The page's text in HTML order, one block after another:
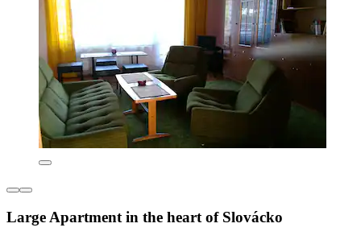
Large Apartment in the heart of Slovácko